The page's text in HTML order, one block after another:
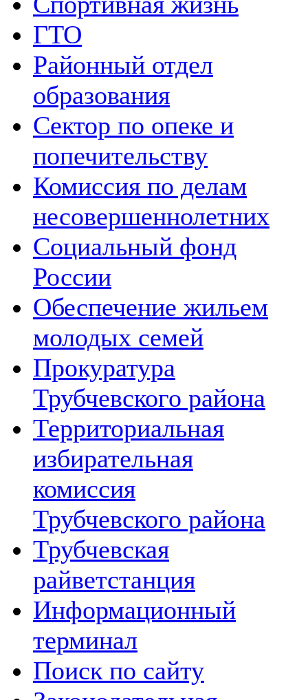
ГТО
Районный отдел
образования
Сектор по опеке и
попечительству
Комиссия по делам
несовершеннолетних
Социальный фонд
России
Обеспечение жильем
молодых семей
Прокуратура
Трубчевского района
Территориальная
избирательная
комиссия
Трубчевского района
Трубчевская
райветстанция
Информационный
терминал
Поиск по сайту